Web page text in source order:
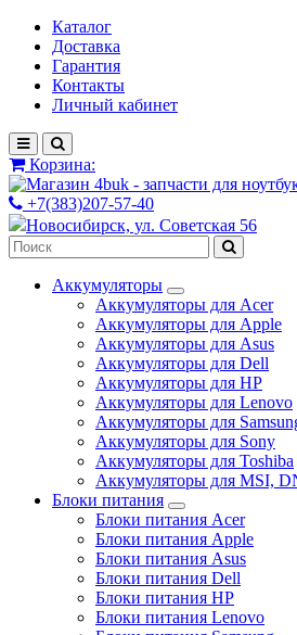
Каталог
Доставка
Гарантия
Контакты
Личный кабинет
Корзина:
+7(383)207-57-40
Новосибирск, ул. Советская 56
Аккумуляторы
Аккумуляторы для Acer
Аккумуляторы для Apple
Аккумуляторы для Asus
Аккумуляторы для Dell
Аккумуляторы для HP
Аккумуляторы для Lenovo
Аккумуляторы для
Аккумуляторы для Sony
Аккумуляторы для Toshiba
Аккумуляторы для MSI,
Блоки питания
Блоки питания Acer
Блоки питания Apple
Блоки питания Asus
Блоки питания Dell
Блоки питания HP
Блоки питания Lenovo